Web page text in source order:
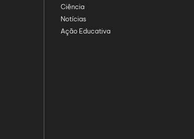
Ciência
Notícias
Ação Educativa